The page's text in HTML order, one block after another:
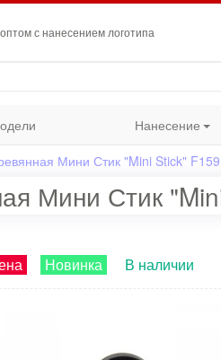
с нанесением логотипа
Нанесение
Мини Стик "Mini Stick" F159
Мини Стик
Новинка В наличии